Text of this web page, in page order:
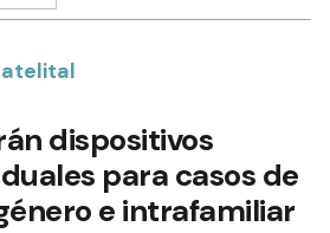
dispositivos
para casos de
e intrafamiliar